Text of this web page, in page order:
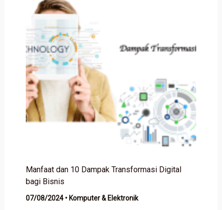
Manfaat dan 10 Dampak Transformasi Digital
bagi Bisnis
07/08/2024 • Komputer & Elektronik